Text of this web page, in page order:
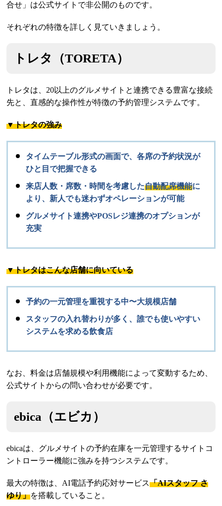
合せ」は公式サイトで非公開のものです。
それぞれの特徴を詳しく見ていきましょう。
トレタ（TORETA）
トレタは、20以上のグルメサイトと連携できる豊富な接続
先と、直感的な操作性が特徴の予約管理システムです。
▼トレタの強み
タイムテーブル形式の画面で、各席の予約状況が
ひと目で把握できる
来店人数・席数・時間を考慮した自動配席機能に
より、新人でも迷わずオペレーションが可能
グルメサイト連携やPOSレジ連携のオプションが
充実
▼トレタはこんな店舗に向いている
予約の一元管理を重視する中〜大規模店舗
スタッフの入れ替わりが多く、誰でも使いやすい
システムを求める飲食店
なお、料金は店舗規模や利用機能によって変動するため、
公式サイトからの問い合わせが必要です。
ebica（エビカ）
ebicaは、グルメサイトの予約在庫を一元管理するサイトコ
ントローラー機能に強みを持つシステムです。
最大の特徴は、AI電話予約応対サービス「AIスタッフ さ
ゆり」を搭載していること。